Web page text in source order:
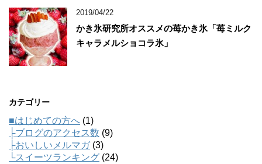
2019/04/22
かき氷研究所オススメの苺かき氷「苺ミルク
キャラメルショコラ氷」
カテゴリー
■はじめての方へ (1)
├ブログのアクセス数 (9)
├おいしいメルマガ(3)
└スイーツランキング (24)